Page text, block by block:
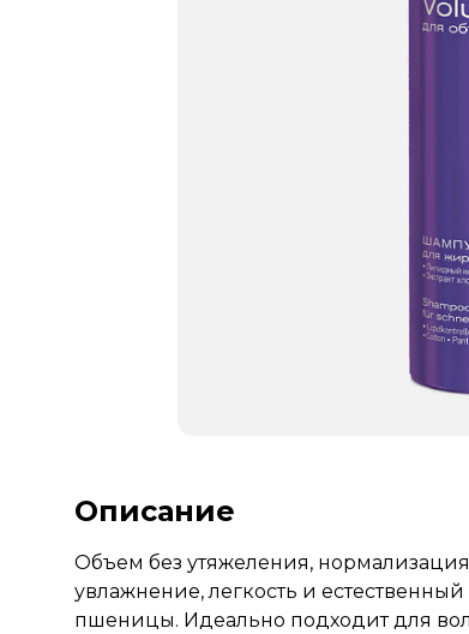
Описание
Объем без утяжеления,
увлажнение, легкость и
пшеницы. Идеально подходит для